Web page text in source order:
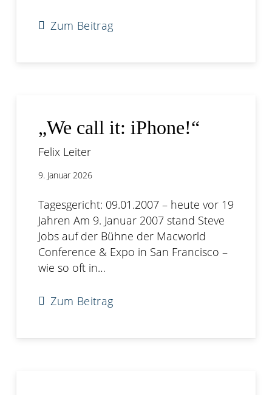
Zum Beitrag
„We call it: iPhone!“
Felix Leiter
9. Januar 2026
Tagesgericht: 09.01.2007 – heute vor 19
Jahren Am 9. Januar 2007 stand Steve
Jobs auf der Bühne der Macworld
Conference & Expo in San Francisco –
wie so oft in…
Zum Beitrag